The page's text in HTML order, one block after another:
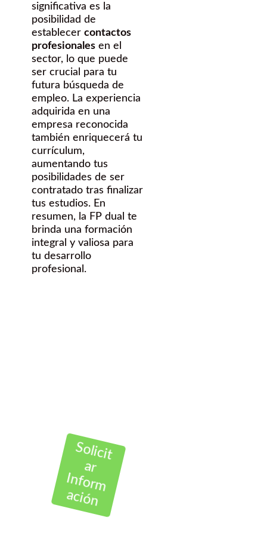
significativa es la
posibilidad de
establecer contactos
profesionales en el
sector, lo que puede
ser crucial para tu
futura búsqueda de
empleo. La experiencia
adquirida en una
empresa reconocida
también enriquecerá tu
currículum,
aumentando tus
posibilidades de ser
contratado tras finalizar
tus estudios. En
resumen, la FP dual te
brinda una formación
integral y valiosa para
tu desarrollo
profesional.
Solicit
ar
Inform
ación